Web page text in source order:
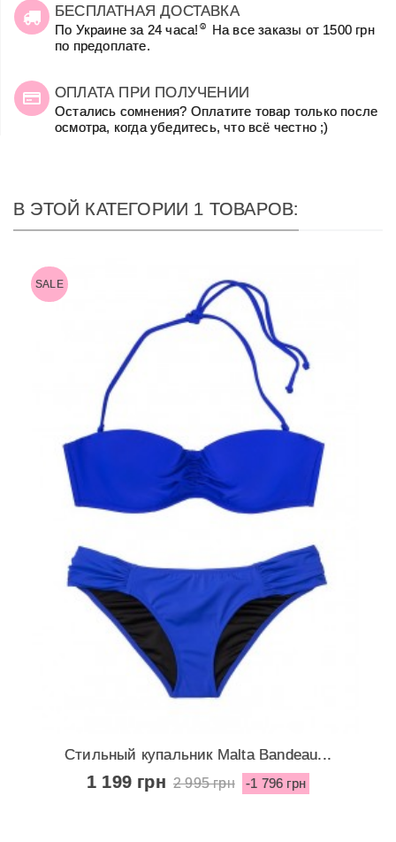
БЕСПЛАТНАЯ ДОСТАВКА
По Украине за 24 часа! ☺
На все заказы от 1500 грн
по предоплате.
ОПЛАТА ПРИ ПОЛУЧЕНИИ
Остались сомнения? Оплатите товар только после
осмотра, когда убедитесь, что всё честно ;)
В ЭТОЙ КАТЕГОРИИ 1 ТОВАРОВ:
SALE
Стильный купальник Malta Bandeau...
1 199 грн 2 995 грн -1 796 грн